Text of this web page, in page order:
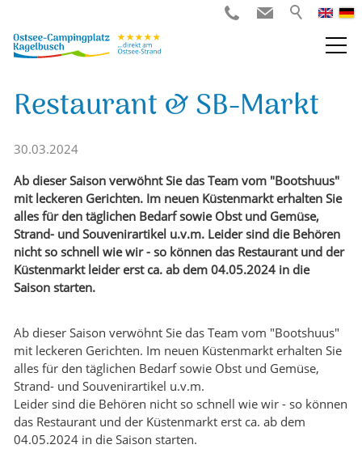
Restaurant & SB-Markt
30.03.2024
Ab dieser Saison verwöhnt Sie das Team vom "Bootshuus"
mit leckeren Gerichten. Im neuen Küstenmarkt erhalten Sie
alles für den täglichen Bedarf sowie Obst und Gemüse,
Strand- und Souvenirartikel u.v.m. Leider sind die Behören
nicht so schnell wie wir - so können das Restaurant und der
Küstenmarkt leider erst ca. ab dem 04.05.2024 in die
Saison starten.
Ab dieser Saison verwöhnt Sie das Team vom "Bootshuus"
mit leckeren Gerichten. Im neuen Küstenmarkt erhalten Sie
alles für den täglichen Bedarf sowie Obst und Gemüse,
Strand- und Souvenirartikel u.v.m.
Leider sind die Behören nicht so schnell wie wir - so können
das Restaurant und der Küstenmarkt erst ca. ab dem
04.05.2024 in die Saison starten.